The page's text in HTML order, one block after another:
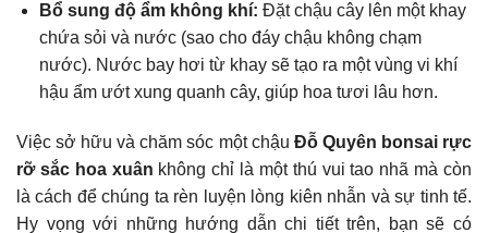
Bổ sung độ ẩm không khí: Đặt chậu cây lên một khay
chứa sỏi và nước (sao cho đáy chậu không chạm
nước). Nước bay hơi từ khay sẽ tạo ra một vùng vi khí
hậu ẩm ướt xung quanh cây, giúp hoa tươi lâu hơn.
Việc sở hữu và chăm sóc một chậu Đỗ Quyên bonsai rực
rỡ sắc hoa xuân không chỉ là một thú vui tao nhã mà còn
là cách để chúng ta rèn luyện lòng kiên nhẫn và sự tinh tế.
Hy vọng với những hướng dẫn chi tiết trên, bạn sẽ có